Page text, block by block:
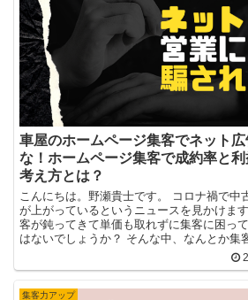
車屋のホームページ集客でネット
な！ホームページ集客で成約率と
考え方とは？
こんにちは。野瀬貴士です。 コロナ禍で中
が上がっているというニュースを見かけま
客が鈍ってきて単価も取れずに集客に困っ
はないでしょうか？ そんな中、なんとか集
集客力アップ